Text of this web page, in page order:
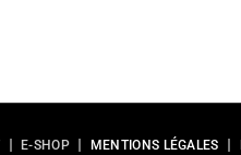
E-SHOP MENTIONS LÉGALES